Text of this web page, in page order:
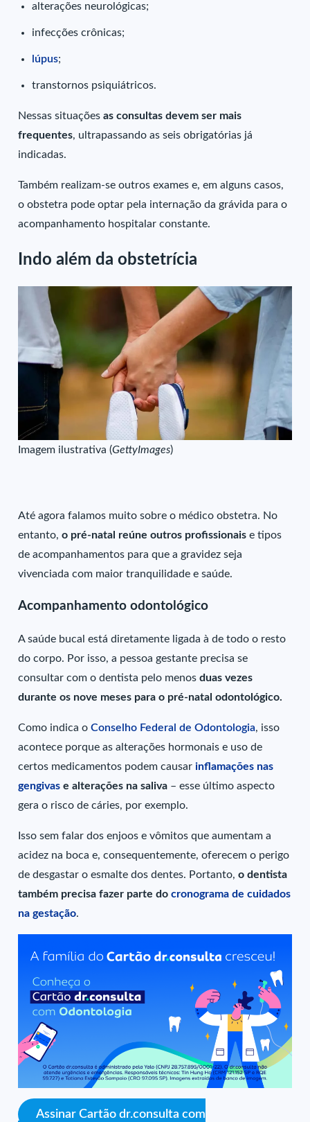
alterações neurológicas;
infecções crônicas;
lúpus;
transtornos psiquiátricos.
Nessas situaçõesas consultas devem ser mais
frequentes, ultrapassando as seis obrigatórias já
indicadas.
Também realizam-se outros exames e, em alguns casos,
o obstetra pode optar pela internação da grávida para o
acompanhamento hospitalar constante.
Indo além da obstetrícia
Imagem ilustrativa (GettyImages)
Até agora falamos muito sobre o médico obstetra. No
entanto,o pré-natal reúne outros profissionais e tipos
de acompanhamentos para que a gravidez seja
vivenciada com maior tranquilidade e saúde.
Acompanhamento odontológico
A saúde bucal está diretamente ligada à de todo o resto
do corpo. Por isso, a pessoa gestante precisa se
consultar com o dentista pelo menos duas vezes
durante os nove meses para o pré-natal odontológico.
Como indica oConselho Federal de Odontologia, isso
acontece porque as alterações hormonais e uso de
certos medicamentos podem causarinflamações nas
gengivas e alterações na saliva – esse último aspecto
gera o risco de cáries, por exemplo.
Isso sem falar dos enjoos e vômitos que aumentam a
acidez na boca e, consequentemente, oferecem o perigo
de desgastar o esmalte dos dentes. Portanto,o dentista
também precisa fazer parte docronograma de cuidados
na gestação.
Assinar Cartão dr.consulta com